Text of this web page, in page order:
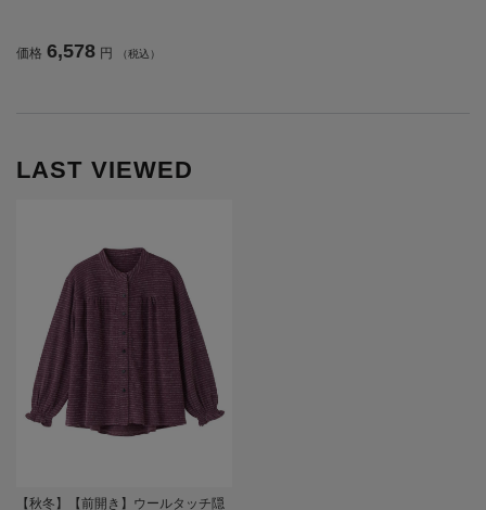
プレゼント【CF】
価格 6,578 円 （税込）
LAST VIEWED
【秋冬】【前開き】ウールタッチ隠